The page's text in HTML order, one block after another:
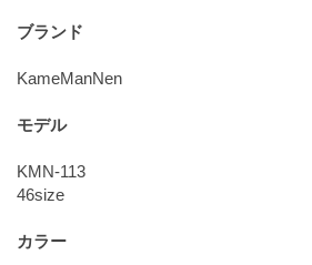
ブランド
KameManNen
モデル
KMN-113
46size
カラー